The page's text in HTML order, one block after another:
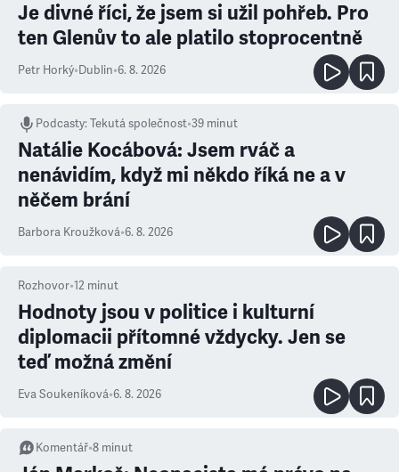
Je divné říci, že jsem si užil pohřeb. Pro
ten Glenův to ale platilo stoprocentně
Petr Horký•Dublin•6. 8. 2026
Podcasty:Tekutá společnost•39 minut
Natálie Kocábová: Jsem rváč a
nenávidím, když mi někdo říká ne a v
něčem brání
Barbora Kroužková•6. 8. 2026
Rozhovor•12 minut
Hodnoty jsou v politice i kulturní
diplomacii přítomné vždycky. Jen se
teď možná změní
Eva Soukeníková•6. 8. 2026
Komentář•8 minut